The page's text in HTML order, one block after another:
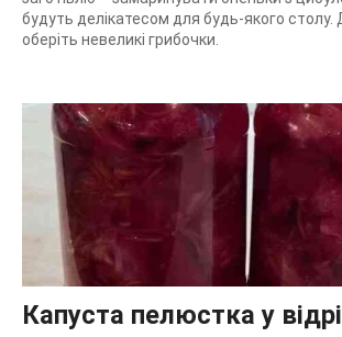
будуть делікатесом для будь-якого столу.
оберіть невеликі грибочки.
Капуста пелюстка у відрі